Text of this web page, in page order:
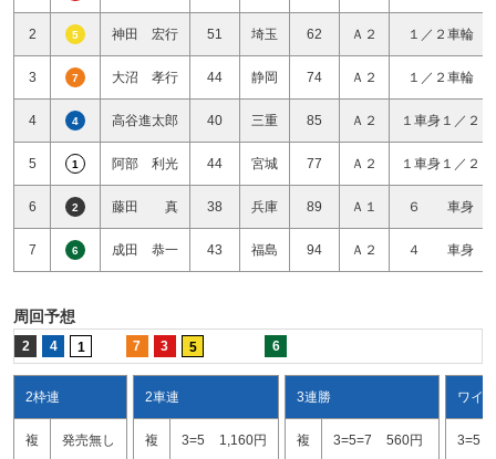
2 5 神田 宏行 51 埼玉 62 Ａ２ １／２車輪
3 7 大沼 孝行 44 静岡 74 Ａ２ １／２車輪
4 4 高谷進太郎 40 三重 85 Ａ２ １車身１／２
5 1 阿部 利光 44 宮城 77 Ａ２ １車身１／２
6 2 藤田 真 38 兵庫 89 Ａ１ ６ 車身
7 6 成田 恭一 43 福島 94 Ａ２ ４ 車身
周回予想
2 4 1 7 3 5 6
2枠連
複 発売無し
2車連
複 3=5 1,160円
3連勝
複 3=5=7 560円
ワイド
3=5